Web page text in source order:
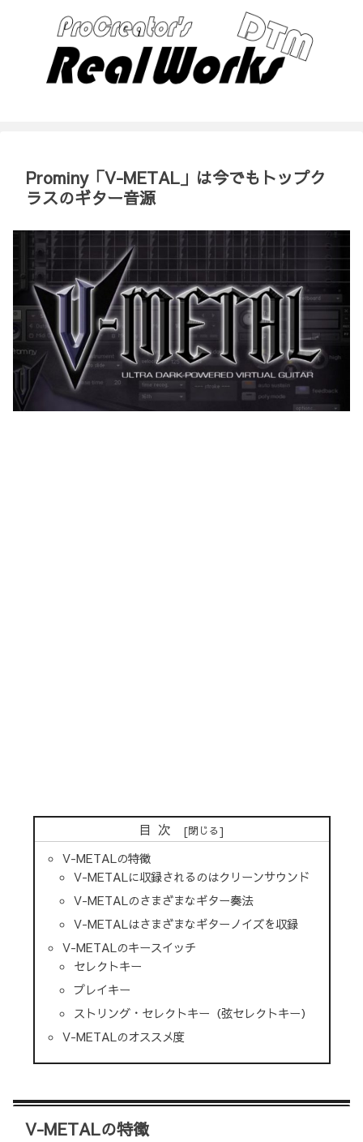
Prominy「V-METAL」は今でもトップク
ラスのギター音源
目次
V-METALの特徴
V-METALに収録されるのはクリーンサウンド
V-METALのさまざまなギター奏法
V-METALはさまざまなギターノイズを収録
V-METALのキースイッチ
セレクトキー
プレイキー
ストリング・セレクトキー（弦セレクトキー）
V-METALのオススメ度
V-METALの特徴